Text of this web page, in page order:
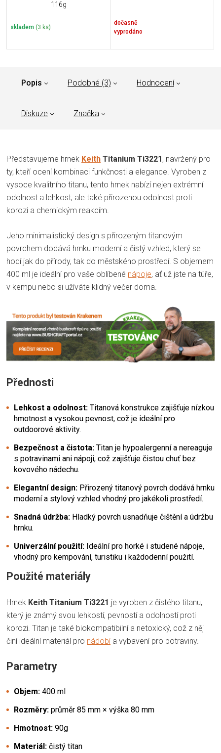
116g
skladem (3 ks)
dočasně
vyprodáno
Popis Podobné (3) Hodnocení
Diskuze Značka
Představujeme hrnek Keith Titanium Ti3221, navržený pro
ty, kteří ocení kombinaci funkčnosti a elegance. Vyroben z
vysoce kvalitního titanu, tento hrnek nabízí nejen extrémní
odolnost a lehkost, ale také přirozenou odolnost proti
korozi a chemickým reakcím.
Jeho minimalistický design s přirozeným titanovým
povrchem dodává hrnku moderní a čistý vzhled, který se
hodí jak do přírody, tak do městského prostředí. S objemem
400 ml je ideální pro vaše oblíbené nápoje, ať už jste na túře,
v kempu nebo si užíváte klidný večer doma.
Přednosti
Lehkost a odolnost: Titanová konstrukce zajišťuje nízkou
hmotnost a vysokou pevnost, což je ideální pro
outdoorové aktivity.
Bezpečnost a čistota: Titan je hypoalergenní a nereaguje
s potravinami ani nápoji, což zajišťuje čistou chuť bez
kovového nádechu.
Elegantní design: Přirozený titanový povrch dodává hrnku
moderní a stylový vzhled vhodný pro jakékoli prostředí.
Snadná údržba: Hladký povrch usnadňuje čištění a údržbu
hrnku.
Univerzální použití: Ideální pro horké i studené nápoje,
vhodný pro kempování, turistiku i každodenní použití.
Použité materiály
Hrnek Keith Titanium Ti3221 je vyroben z čistého titanu,
který je známý svou lehkostí, pevností a odolností proti
korozi. Titan je také biokompatibilní a netoxický, což z něj
činí ideální materiál pro nádobía vybavení pro potraviny.
Parametry
Objem: 400 ml
Rozměry: průměr 85 mm × výška 80 mm
Hmotnost: 90g
Materiál: čistý titan